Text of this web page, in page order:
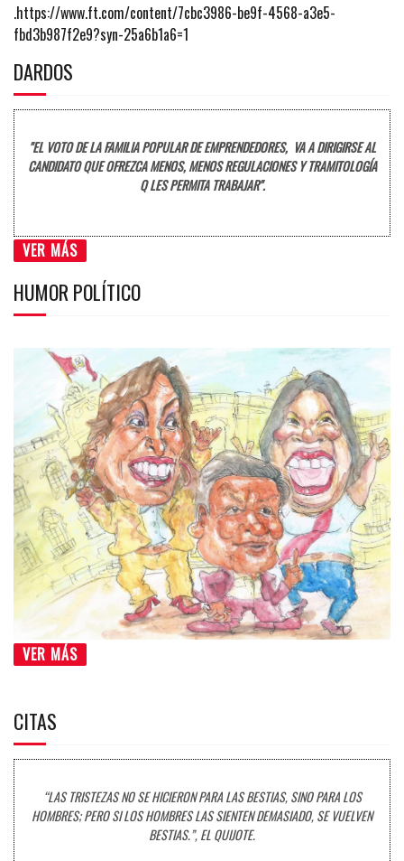
.https://www.ft.com/content/7cbc3986-be9f-4568-a3e5-
fbd3b987f2e9?syn-25a6b1a6=1
DARDOS
"EL VOTO DE LA FAMILIA POPULAR DE EMPRENDEDORES, VA A DIRIGIRSE AL
CANDIDATO QUE OFREZCA MENOS, MENOS REGULACIONES Y TRAMITOLOGÍA
Q LES PERMITA TRABAJAR".
VER MÁS
HUMOR POLÍTICO
VER MÁS
CITAS
“LAS TRISTEZAS NO SE HICIERON PARA LAS BESTIAS, SINO PARA LOS
HOMBRES; PERO SI LOS HOMBRES LAS SIENTEN DEMASIADO, SE VUELVEN
BESTIAS.”, EL QUIJOTE.